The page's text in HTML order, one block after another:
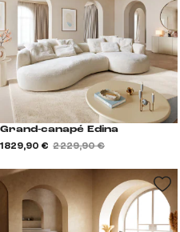
Grand-canapé Edina
1 829,90 € 2 229,90 €